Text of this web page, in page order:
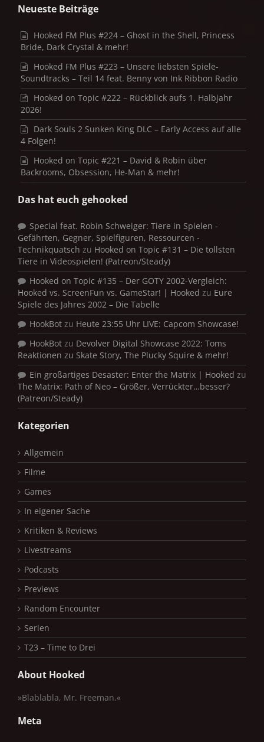
Neueste Beiträge
Hooked FM Plus #224 – Ghost in the Shell, Princess
Bride, Dark Crystal & mehr!
Hooked FM Plus #223 – Unsere liebsten Spiele-
Soundtracks – Teil 14 feat. Benny von Ink Ribbon Radio
Hooked on Topic #222 – Rückblick aufs 1. Halbjahr
2026!
Dark Souls 2 Sunken King DLC – Early Access auf alle
4 Folgen!
Hooked on Topic #221 – David & Robin über
Backrooms, Obsession, He-Man & mehr!
Das hat euch gehooked
Special feat. Robin Schweiger: Tiere in Spielen -
Gefährten, Gegner, Spielfiguren, Ressourcen -
Technikquatsch zu Hooked on Topic #131 – Die tollsten
Tiere in Videospielen! (Patreon/Steady)
Hooked on Topic #135 – Der GOTY 2002-Vergleich:
Hooked vs. ScreenFun vs. GameStar! | Hooked zu Eure
Spiele des Jahres 2002 – Die Tabelle
HookBot zu Heute 23:55 Uhr LIVE: Capcom Showcase!
HookBot zu Devolver Digital Showcase 2022: Toms
Reaktionen zu Skate Story, The Plucky Squire & mehr!
Ein großartiges Desaster: Enter the Matrix | Hooked zu
The Matrix: Path of Neo – Größer, Verrückter…besser?
(Patreon/Steady)
Kategorien
Allgemein
Filme
Games
In eigener Sache
Kritiken & Reviews
Livestreams
Podcasts
Previews
Random Encounter
Serien
T23 – Time to Drei
About Hooked
»Blablabla, Mr. Freeman.«
Meta